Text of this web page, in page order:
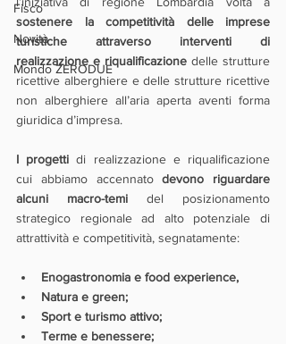
Fisco
Novità
Mondo ZERODUE
sostenere la competitività delle imprese
turistiche attraverso interventi di
realizzazione e riqualificazione delle strutture
ricettive alberghiere e delle strutture ricettive
non alberghiere all’aria aperta aventi forma
giuridica d’impresa.
I progetti di realizzazione e riqualificazione
cui abbiamo accennato devono riguardare
alcuni macro-temi del posizionamento
strategico regionale ad alto potenziale di
attrattività e competitività, segnatamente:
Enogastronomia e food experience,
Natura e green;
Sport e turismo attivo;
Terme e benessere;